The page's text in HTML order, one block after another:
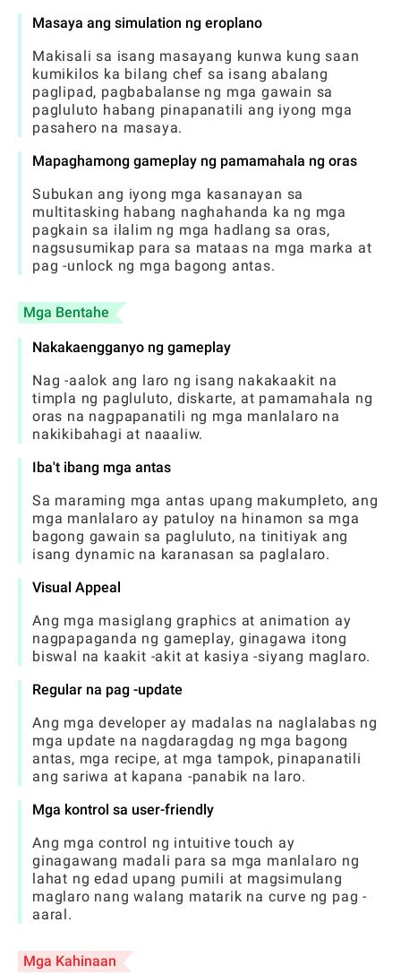
Masaya ang simulation ng eroplano
Makisali sa isang masayang kunwa kung saan
kumikilos ka bilang chef sa isang abalang
paglipad, pagbabalanse ng mga gawain sa
pagluluto habang pinapanatili ang iyong mga
pasahero na masaya.
Mapaghamong gameplay ng pamamahala ng oras
Subukan ang iyong mga kasanayan sa
multitasking habang naghahanda ka ng mga
pagkain sa ilalim ng mga hadlang sa oras,
nagsusumikap para sa mataas na mga marka at
pag -unlock ng mga bagong antas.
Mga Bentahe
Nakakaengganyo ng gameplay
Nag -aalok ang laro ng isang nakakaakit na
timpla ng pagluluto, diskarte, at pamamahala ng
oras na nagpapanatili ng mga manlalaro na
nakikibahagi at naaaliw.
Iba't ibang mga antas
Sa maraming mga antas upang makumpleto, ang
mga manlalaro ay patuloy na hinamon sa mga
bagong gawain sa pagluluto, na tinitiyak ang
isang dynamic na karanasan sa paglalaro.
Visual Appeal
Ang mga masiglang graphics at animation ay
nagpapaganda ng gameplay, ginagawa itong
biswal na kaakit -akit at kasiya -siyang maglaro.
Regular na pag -update
Ang mga developer ay madalas na naglalabas ng
mga update na nagdaragdag ng mga bagong
antas, mga recipe, at mga tampok, pinapanatili
ang sariwa at kapana -panabik na laro.
Mga kontrol sa user-friendly
Ang mga control ng intuitive touch ay
ginagawang madali para sa mga manlalaro ng
lahat ng edad upang pumili at magsimulang
maglaro nang walang matarik na curve ng pag -
aaral.
Mga Kahinaan